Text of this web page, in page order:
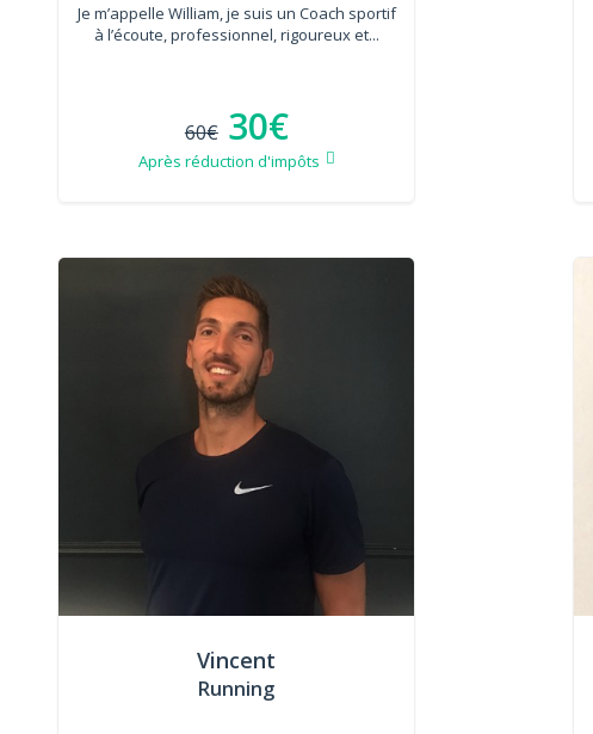
Je m’appelle William, je suis un Coach sportif
à l’écoute, professionnel, rigoureux et...
60€ 30€
Après réduction d'impôts
Vincent
Running